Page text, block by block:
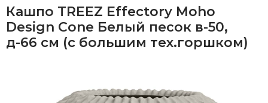
Кашпо TREEZ Effectory Moho
Design Cone Белый песок в-50,
д-66 см (с большим тех.горшком)